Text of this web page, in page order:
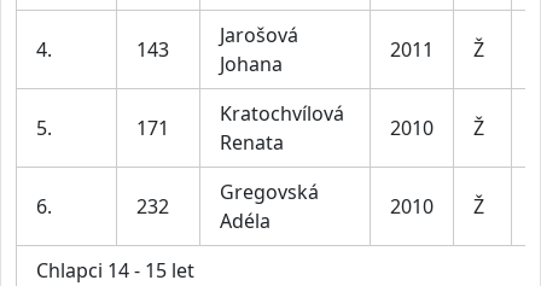
4. 143
Jarošová
Johana
2011 Ž
5. 171
Kratochvílová
Renata
2010 Ž
6. 232
Gregovská
Adéla
2010 Ž
Chlapci 14 - 15 let